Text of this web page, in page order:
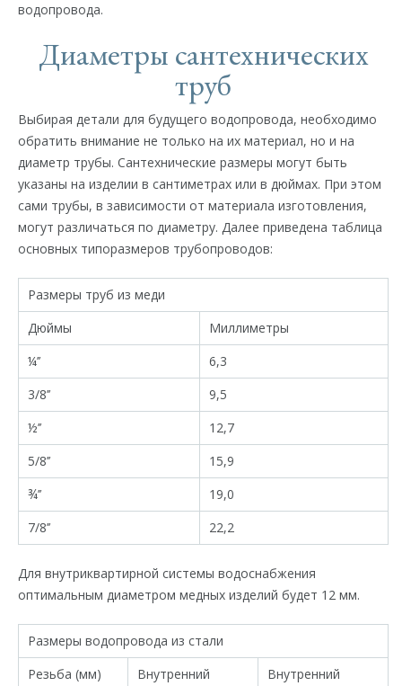
водопровода.
Диаметры сантехнических
труб
Выбирая детали для будущего водопровода, необходимо
обратить внимание не только на их материал, но и на
диаметр трубы. Сантехнические размеры могут быть
указаны на изделии в сантиметрах или в дюймах. При этом
сами трубы, в зависимости от материала изготовления,
могут различаться по диаметру. Далее приведена таблица
основных типоразмеров трубопроводов:
Размеры труб из меди
Дюймы
Миллиметры
¼’’
6,3
3/8’’
9,5
½’’
12,7
5/8’’
15,9
¾’’
19,0
7/8’’
22,2
Для внутриквартирной системы водоснабжения
оптимальным диаметром медных изделий будет 12 мм.
Размеры водопровода из стали
Резьба (мм)
Внутренний
Внутренний